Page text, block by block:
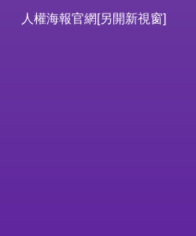
人權海報官網[另開新視窗]